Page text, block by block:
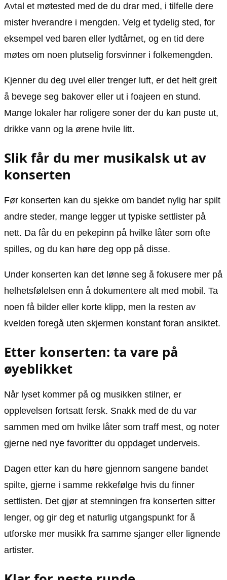
Avtal et møtested med de du drar med, i tilfelle dere
mister hverandre i mengden. Velg et tydelig sted, for
eksempel ved baren eller lydtårnet, og en tid dere
møtes om noen plutselig forsvinner i folkemengden.
Kjenner du deg uvel eller trenger luft, er det helt greit
å bevege seg bakover eller ut i foajeen en stund.
Mange lokaler har roligere soner der du kan puste ut,
drikke vann og la ørene hvile litt.
Slik får du mer musikalsk ut av
konserten
Før konserten kan du sjekke om bandet nylig har spilt
andre steder, mange legger ut typiske settlister på
nett. Da får du en pekepinn på hvilke låter som ofte
spilles, og du kan høre deg opp på disse.
Under konserten kan det lønne seg å fokusere mer på
helhetsfølelsen enn å dokumentere alt med mobil. Ta
noen få bilder eller korte klipp, men la resten av
kvelden foregå uten skjermen konstant foran ansiktet.
Etter konserten: ta vare på
øyeblikket
Når lyset kommer på og musikken stilner, er
opplevelsen fortsatt fersk. Snakk med de du var
sammen med om hvilke låter som traff mest, og noter
gjerne ned nye favoritter du oppdaget underveis.
Dagen etter kan du høre gjennom sangene bandet
spilte, gjerne i samme rekkefølge hvis du finner
settlisten. Det gjør at stemningen fra konserten sitter
lenger, og gir deg et naturlig utgangspunkt for å
utforske mer musikk fra samme sjanger eller lignende
artister.